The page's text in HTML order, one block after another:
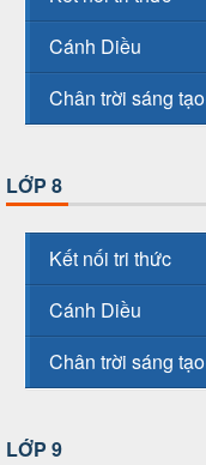
Cánh Diều
Chân trời sáng tạo
LỚP 8
Kết nối tri thức
Cánh Diều
Chân trời sáng tạo
LỚP 9